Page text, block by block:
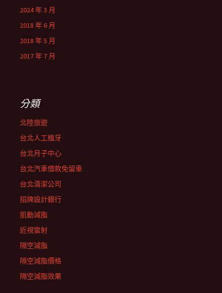
2024 年 3 月
2018 年 6 月
2018 年 5 月
2017 年 7 月
分類
北陸旅遊
台北人工植牙
台北月子中心
台北汽車借款免留車
台北清潔公司
招牌設計銀行
肌動減脂
近視雷射
隔空減脂
隔空減脂價格
隔空減脂效果